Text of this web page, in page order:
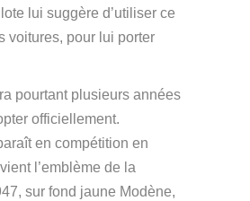
lui suggère d’utiliser ce
voitures, pour lui porter
pourtant plusieurs années
officiellement.
en compétition en
l’emblème de la
sur fond jaune Modène,